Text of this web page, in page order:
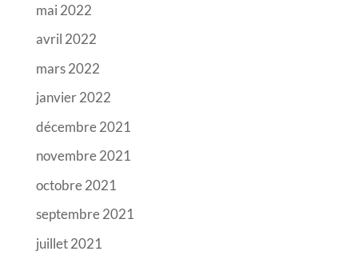
mai 2022
avril 2022
mars 2022
janvier 2022
décembre 2021
novembre 2021
octobre 2021
septembre 2021
juillet 2021